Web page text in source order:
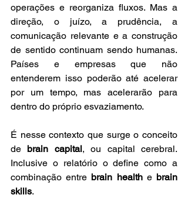
operações e reorganiza fluxos. Mas a
direção, o juízo, a prudência, a
comunicação relevante e a construção
de sentido continuam sendo humanas.
Países e empresas que não
entenderem isso poderão até acelerar
por um tempo, mas acelerarão para
dentro do próprio esvaziamento.
É nesse contexto que surge o conceito
de brain capital, ou capital cerebral.
Inclusive o relatório o define como a
combinação entre brain health e brain
skills.